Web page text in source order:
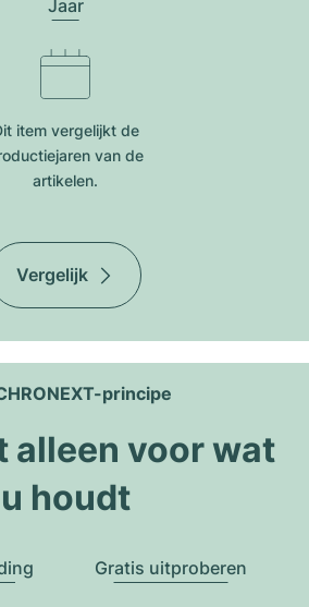
Jaar
item vergelijkt de
van de
artikelen.
Vergelijk
principe
alleen voor wat
u houdt
Gratis uitproberen